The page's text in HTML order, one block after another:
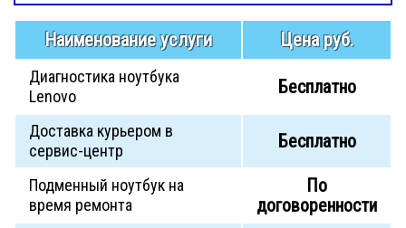
Наименование услуги Цена руб.
Диагностика ноутбука
Lenovo
Бесплатно
Доставка курьером в
сервис-центр
Бесплатно
Подменный ноутбук на
время ремонта
По
договоренности